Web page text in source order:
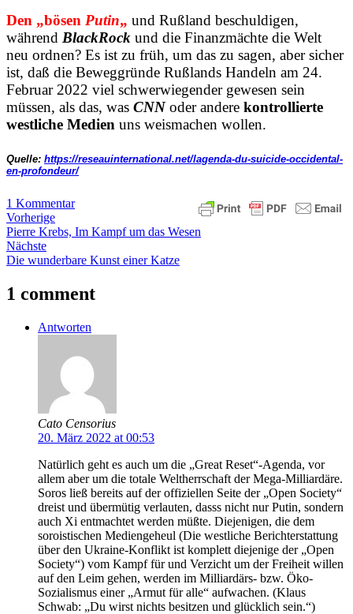
Den „bösen Putin„ und Rußland beschuldigen,
während BlackRock und die Finanzmächte die Welt
neu ordnen? Es ist zu früh, um das zu sagen, aber sicher
ist, daß die Beweggründe Rußlands Handeln am 24.
Februar 2022 viel schwerwiegender gewesen sein
müssen, als das, was CNNoder andere kontrollierte
westliche Medien uns weismachen wollen.
Quelle: https://reseauinternational.net/lagenda-du-suicide-occidental-
en-profondeur/
1 Kommentar
Vorherige
Pierre Krebs, Im Kampf um das Wesen
Nächste
Die wunderbare Kunst einer Katze
1 comment
Antworten
Cato Censorius
20. März 2022 at 00:53
Natürlich geht es auch um die „Great Reset“-Agenda, vor
allem aber um die totale Weltherrschaft der Mega-Milliardäre.
Soros ließ bereits auf der offiziellen Seite der „Open Society“
dreist und übermütig verlauten, dasss nicht nur Putin, sondern
auch Xi entmachtet werden müßte. Diejenigen, die dem
soroistischen Mediengeheul (Die westliche Berichterstattung
über den Ukraine-Konflikt ist komplett diejenige der „Open
Society“) vom Kampf für und Verzicht um der Freiheit willen
auf den Leim gehen, werden im Milliardärs- bzw. Öko-
Sozialismus einer „Armut für alle“ aufwachen. (Klaus
Schwab: „Du wirst nichts besitzen und glücklich sein.“)